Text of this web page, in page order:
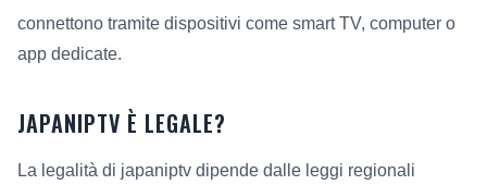
connettono tramite dispositivi come smart TV, computer o
app dedicate.
JAPANIPTV È LEGALE?
La legalità di japaniptv dipende dalle leggi regionali